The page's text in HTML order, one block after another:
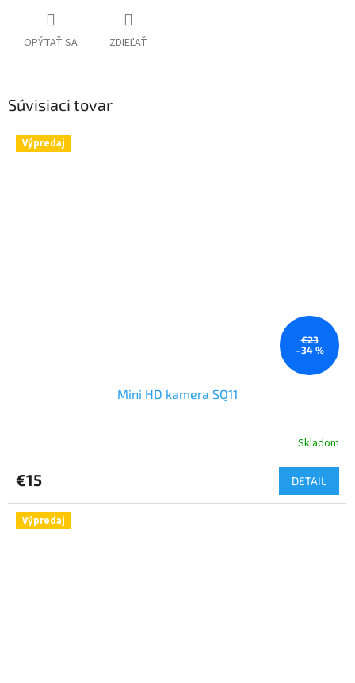
OPÝTAŤ SA ZDIEĽAŤ
Súvisiaci tovar
Výpredaj
€23
–34 %
Mini HD kamera SQ11
Skladom
€15 DETAIL
Výpredaj